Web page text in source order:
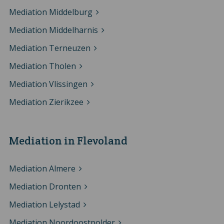
Mediation in Flevoland
Mediation Almere
Mediation Dronten
Mediation Lelystad
Mediation Middelburg
Mediation Middelharnis
Mediation Terneuzen
Mediation Tholen
Mediation Vlissingen
Mediation Zierikzee